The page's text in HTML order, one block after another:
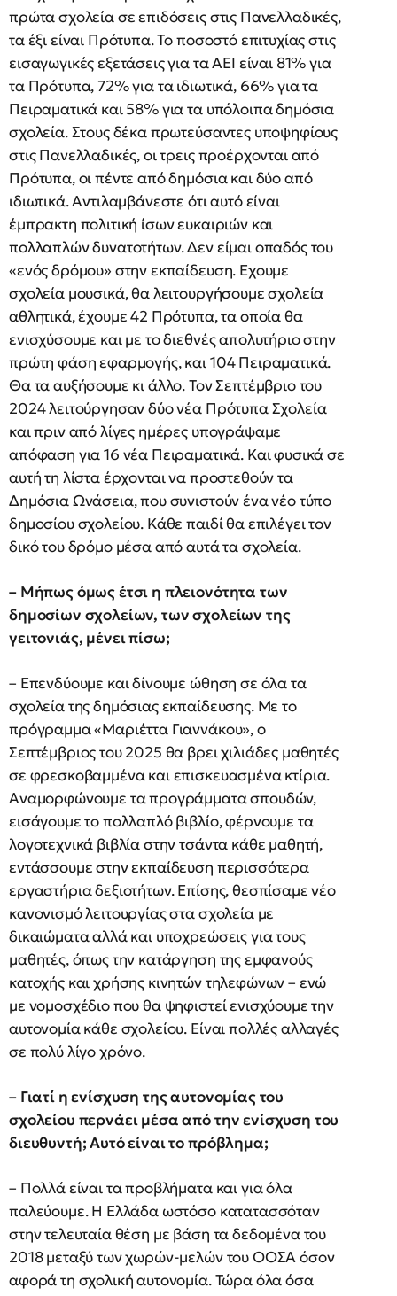
πρώτα σχολεία σε επιδόσεις στις Πανελλαδικές,
τα έξι είναι Πρότυπα. Το ποσοστό επιτυχίας στις
εισαγωγικές εξετάσεις για τα ΑΕΙ είναι 81% για
τα Πρότυπα, 72% για τα ιδιωτικά, 66% για τα
Πειραματικά και 58% για τα υπόλοιπα δημόσια
σχολεία. Στους δέκα πρωτεύσαντες υποψηφίους
στις Πανελλαδικές, οι τρεις προέρχονται από
Πρότυπα, οι πέντε από δημόσια και δύο από
ιδιωτικά. Αντιλαμβάνεστε ότι αυτό είναι
έμπρακτη πολιτική ίσων ευκαιριών και
πολλαπλών δυνατοτήτων. Δεν είμαι οπαδός του
«ενός δρόμου» στην εκπαίδευση. Εχουμε
σχολεία μουσικά, θα λειτουργήσουμε σχολεία
αθλητικά, έχουμε 42 Πρότυπα, τα οποία θα
ενισχύσουμε και με το διεθνές απολυτήριο στην
πρώτη φάση εφαρμογής, και 104 Πειραματικά.
Θα τα αυξήσουμε κι άλλο. Τον Σεπτέμβριο του
2024 λειτούργησαν δύο νέα Πρότυπα Σχολεία
και πριν από λίγες ημέρες υπογράψαμε
απόφαση για 16 νέα Πειραματικά. Και φυσικά σε
αυτή τη λίστα έρχονται να προστεθούν τα
Δημόσια Ωνάσεια, που συνιστούν ένα νέο τύπο
δημοσίου σχολείου. Κάθε παιδί θα επιλέγει τον
δικό του δρόμο μέσα από αυτά τα σχολεία.
– Μήπως όμως έτσι η πλειονότητα των
δημοσίων σχολείων, των σχολείων της
γειτονιάς, μένει πίσω;
– Επενδύουμε και δίνουμε ώθηση σε όλα τα
σχολεία της δημόσιας εκπαίδευσης. Με το
πρόγραμμα «Μαριέττα Γιαννάκου», ο
Σεπτέμβριος του 2025 θα βρει χιλιάδες μαθητές
σε φρεσκοβαμμένα και επισκευασμένα κτίρια.
Αναμορφώνουμε τα προγράμματα σπουδών,
εισάγουμε το πολλαπλό βιβλίο, φέρνουμε τα
λογοτεχνικά βιβλία στην τσάντα κάθε μαθητή,
εντάσσουμε στην εκπαίδευση περισσότερα
εργαστήρια δεξιοτήτων. Επίσης, θεσπίσαμε νέο
κανονισμό λειτουργίας στα σχολεία με
δικαιώματα αλλά και υποχρεώσεις για τους
μαθητές, όπως την κατάργηση της εμφανούς
κατοχής και χρήσης κινητών τηλεφώνων – ενώ
με νομοσχέδιο που θα ψηφιστεί ενισχύουμε την
αυτονομία κάθε σχολείου. Είναι πολλές αλλαγές
σε πολύ λίγο χρόνο.
– Γιατί η ενίσχυση της αυτονομίας του
σχολείου περνάει μέσα από την ενίσχυση του
διευθυντή; Αυτό είναι το πρόβλημα;
– Πολλά είναι τα προβλήματα και για όλα
παλεύουμε. Η Ελλάδα ωστόσο κατατασσόταν
στην τελευταία θέση με βάση τα δεδομένα του
2018 μεταξύ των χωρών-μελών του ΟΟΣΑ όσον
αφορά τη σχολική αυτονομία. Τώρα όλα όσα